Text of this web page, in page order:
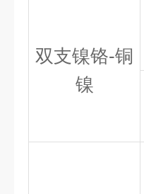
双支镍铬-铜
镍